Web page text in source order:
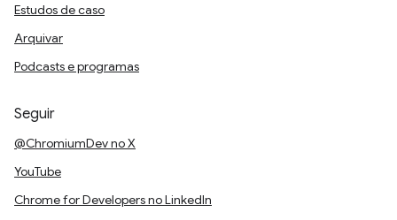
Estudos de caso
Arquivar
Podcasts e programas
Seguir
@ChromiumDev no X
YouTube
Chrome for Developers no LinkedIn